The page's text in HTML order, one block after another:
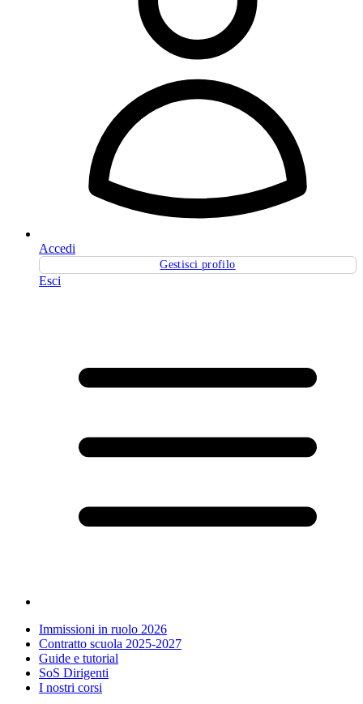
Accedi
Gestisci profilo
Esci
Immissioni in ruolo 2026
Contratto scuola 2025-2027
Guide e tutorial
SoS Dirigenti
I nostri corsi